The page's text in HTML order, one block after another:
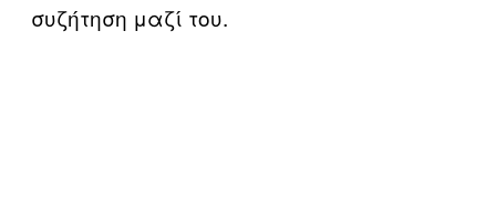
συζήτηση μαζί του.